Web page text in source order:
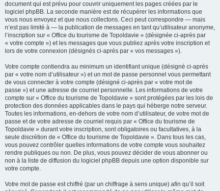
document qui est prévu pour couvrir uniquement les pages créées par le
logiciel phpBB. La seconde manière est de récupérer les informations que
vous nous envoyez et que nous collectons. Ceci peut correspondre — mais
n’est pas limité à — la publication de messages en tant qu’utilisateur anonyme,
l’inscription sur « Office du tourisme de Topoldavie » (désignée ci-après par
« votre compte ») et les messages que vous publiez après votre inscription et
lors de votre connexion (désignés ci-après par « vos messages »).
Votre compte contiendra au minimum un identifiant unique (désigné ci-après
par « votre nom d’utilisateur ») et un mot de passe personnel vous permettant
de vous connecter à votre compte (désigné ci-après par « votre mot de
passe ») et une adresse de courriel personnelle. Les informations de votre
compte sur « Office du tourisme de Topoldavie » sont protégées par les lois de
protection des données applicables dans le pays qui héberge notre serveur.
Toutes les informations, en-dehors de votre nom d’utilisateur, de votre mot de
passe et de votre adresse de courriel requis par « Office du tourisme de
Topoldavie » durant votre inscription, sont obligatoires ou facultatives, à la
seule discrétion de « Office du tourisme de Topoldavie ». Dans tous les cas,
vous pouvez contrôler quelles informations de votre compte vous souhaitez
rendre publiques ou non. De plus, vous pouvez décider de vous abonner ou
non à la liste de diffusion du logiciel phpBB depuis une option disponible sur
votre compte.
Votre mot de passe est chiffré (par un chiffrage à sens unique) afin qu’il soit